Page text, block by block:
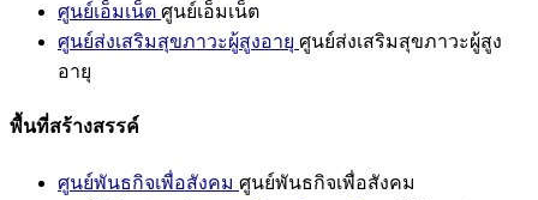
ศูนย์เอ็มเน็ต ศูนย์เอ็มเน็ต
ศูนย์ส่งเสริมสุขภาวะผู้สูงอายุ ศูนย์ส่งเสริมสุขภาวะผู้สูง
อายุ
พื้นที่สร้างสรรค์
ศูนย์พันธกิจเพื่อสังคม ศูนย์พันธกิจเพื่อสังคม